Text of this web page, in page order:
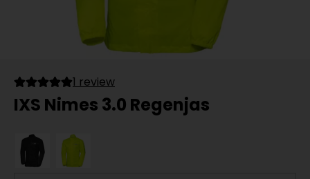
1 review
IXS Nimes 3.0 Regenjas